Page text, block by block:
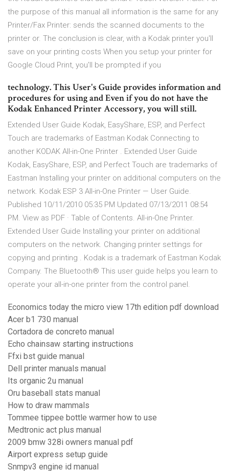
the purpose of this manual all information is the same for any
Printer/Fax Printer: sends the scanned documents to the
printer or. The conclusion is clear, with a Kodak printer you'll
save on your printing costs When you setup your printer for
Google Cloud Print, you'll be prompted if you
technology. This User's Guide provides information and
procedures for using and Even if you do not have the
Kodak Enhanced Printer Accessory, you will still.
Extended User Guide Kodak, EasyShare, ESP, and Perfect
Touch are trademarks of Eastman Kodak Connecting to
another KODAK All-in-One Printer . Extended User Guide
Kodak, EasyShare, ESP, and Perfect Touch are trademarks of
Eastman Installing your printer on additional computers on the
network. Kodak ESP 3 All-in-One Printer — User Guide.
Published 10/11/2010 05:35 PM Updated 07/13/2011 08:54
PM. View as PDF · Table of Contents. All-in-One Printer.
Extended User Guide Installing your printer on additional
computers on the network. Changing printer settings for
copying and printing . Kodak is a trademark of Eastman Kodak
Company. The Bluetooth® This user guide helps you learn to
operate your all-in-one printer from the control panel.
Economics today the micro view 17th edition pdf download
Acer b1 730 manual
Cortadora de concreto manual
Echo chainsaw starting instructions
Ffxi bst guide manual
Dell printer manuals manual
Its organic 2u manual
Oru baseball stats manual
How to draw mammals
Tommee tippee bottle warmer how to use
Medtronic act plus manual
2009 bmw 328i owners manual pdf
Airport express setup guide
Snmpv3 engine id manual